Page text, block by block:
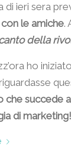
di ieri sera
le amiche.
della
ho
succede
di marketing!